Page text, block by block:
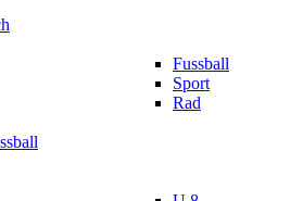
Fussball
Sport
Rad